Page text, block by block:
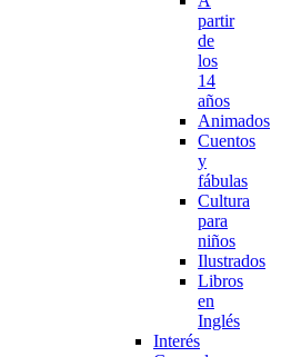
partir
de
los
14
años
Animados
Cuentos
y
fábulas
Cultura
para
niños
Ilustrados
Libros
en
Inglés
Interés